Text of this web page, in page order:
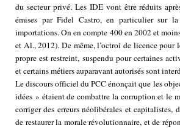
du secteur privé. Les IDE vont être réduits
émises par Fidel Castro, en particulier sur la
importations. On en compte 400 en 2002 et
et Al., 2012). De même, l’octroi de licence pour
propre est restreint, suspendu pour certaines
et certains métiers auparavant autorisés sont
Le discours officiel du PCC énonçait que les
idées » étaient de combattre la corruption et le
corriger des erreurs néolibérales et capitalistes,
de restaurer la morale révolutionnaire, et de